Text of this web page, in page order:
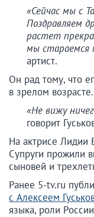
«Сейчас мы с
Поздравляем
растет
мы стараемся
артист.
Он рад тому, что
в зрелом возрасте.
«Не вижу
говорит
На актрисе Лидии
Супруги прожили
сыновей и
Ранее 5-tv.ru
с Алексеем
языка, роли